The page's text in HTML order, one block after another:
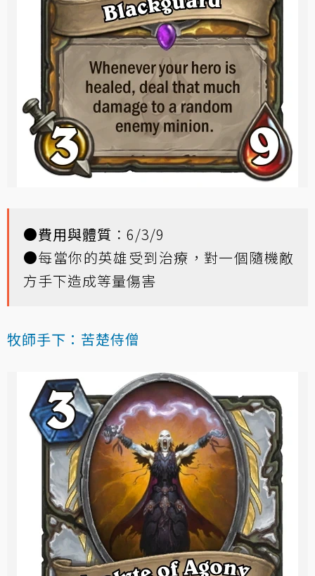
●費用與體質 ：6/3/9
●每當你的英雄受到治療，對一個隨機敵
方手下造成等量傷害
牧師手下：苦楚侍僧